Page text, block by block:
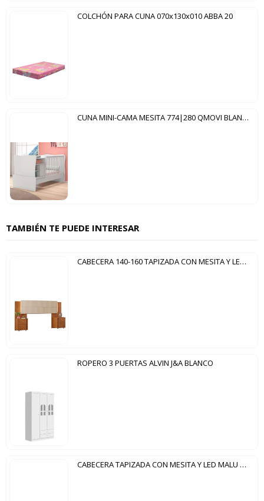
COLCHÓN PARA CUNA 070x130x010 ABBA 20
CUNA MINI-CAMA MESITA 774|280 QMOVI BLANCO
TAMBIÉN TE PUEDE INTERESAR
CABECERA 140-160 TAPIZADA CON MESITA Y LED RUBIA DJ FREIJO | KRAFT
ROPERO 3 PUERTAS ALVIN J&A BLANCO
CABECERA TAPIZADA CON MESITA Y LED MALU DJ YPE | KRAFT